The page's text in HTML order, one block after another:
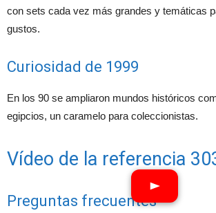
con sets cada vez más grandes y temáticas
gustos.
Curiosidad de 1999
En los 90 se ampliaron mundos históricos
egipcios, un caramelo para coleccionistas.
Vídeo de la referencia
Preguntas frecuentes